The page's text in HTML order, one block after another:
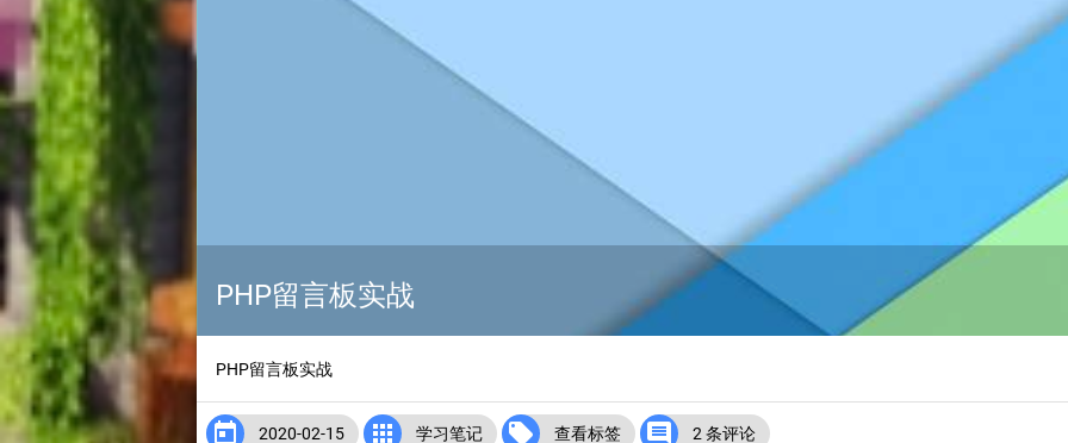
PHP留言板实战
PHP留言板实战
 2020-02-15  学习笔记  查看标签  2 条评论